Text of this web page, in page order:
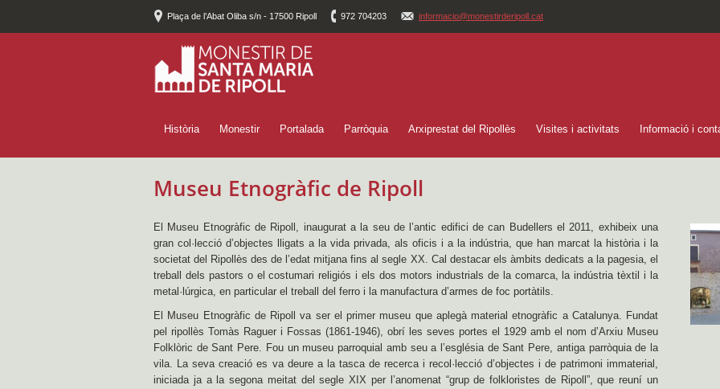
Plaça de l’Abat Oliba s/n - 17500 Ripoll 972 704203 informacio@monestirderipoll.cat
Història Monestir Portalada Parròquia Arxiprestat del Ripollès Visites i activitats Informació i
Museu Etnogràfic de Ripoll
El Museu Etnogràfic de Ripoll, inaugurat a la seu de l’antic edifici de can Budellers el 2011, exhibeix una
gran col·lecció d’objectes lligats a la vida privada, als oficis i a la indústria, que han marcat la història i la
societat del Ripollès des de l’edat mitjana fins al segle XX. Cal destacar els àmbits dedicats a la pagesia, el
treball dels pastors o el costumari religiós i els dos motors industrials de la comarca, la indústria tèxtil i la
metal·lúrgica, en particular el treball del ferro i la manufactura d’armes de foc portàtils.
El Museu Etnogràfic de Ripoll va ser el primer museu que aplegà material etnogràfic a Catalunya. Fundat
pel ripollès Tomàs Raguer i Fossas (1861-1946), obrí les seves portes el 1929 amb el nom d’Arxiu Museu
Folklòric de Sant Pere. Fou un museu parroquial amb seu a l’església de Sant Pere, antiga parròquia de la
vila. La seva creació es va deure a la tasca de recerca i recol·lecció d’objectes i de patrimoni immaterial,
iniciada ja a la segona meitat del segle XIX per l’anomenat “grup de folkloristes de Ripoll”, que reuní un